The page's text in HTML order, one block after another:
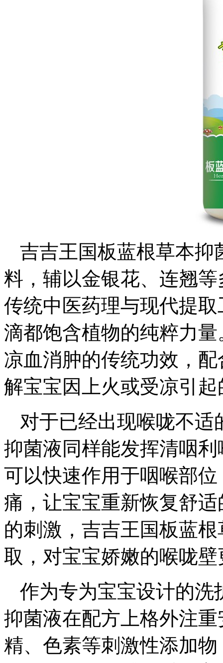
吉吉王国板蓝根草本抑
料，辅以金银花、连翘
传统中医药理与现代提
滴都饱含植物的纯粹力
凉血消肿的传统功效，
解宝宝因上火或受凉引
对于已经出现喉咙不
抑菌液同样能发挥清咽
可以快速作用于咽喉部
痛，让宝宝重新恢复舒
的刺激，吉吉王国板蓝
取，对宝宝娇嫩的喉咙
作为专为宝宝设计的洗
抑菌液在配方上格外注
精、色素等刺激性添加